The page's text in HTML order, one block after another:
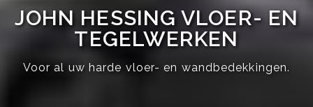
JOHN HESSING VLOER- EN
TEGELWERKEN
Voor al uw harde vloer- en wandbedekkingen.